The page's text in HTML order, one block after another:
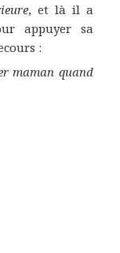
, et là il a
appuyer sa
:
maman quand